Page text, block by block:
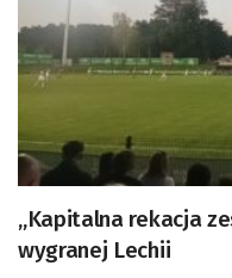
„Kapitalna rekacja
wygranej Lechii